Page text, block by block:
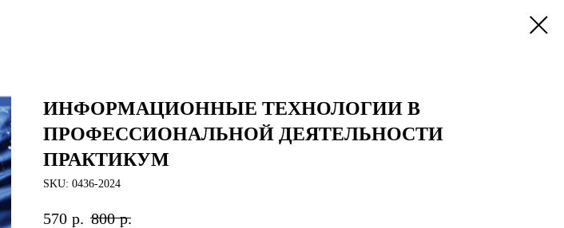
ИНФОРМАЦИОННЫЕ ТЕХНОЛОГИИ В
ПРОФЕССИОНАЛЬНОЙ ДЕЯТЕЛЬНОСТИ
ПРАКТИКУМ
SKU: 0436-2024
570 р. 800 р.